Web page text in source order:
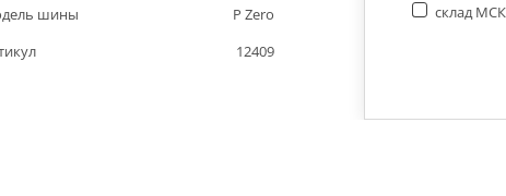
шины
P Zero
12409
склад МСК